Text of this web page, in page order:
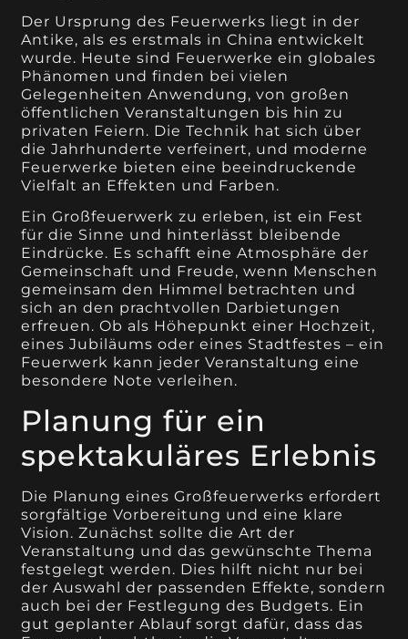
Der Ursprung des Feuerwerks liegt in der
Antike, als es erstmals in China entwickelt
wurde. Heute sind Feuerwerke ein globales
Phänomen und finden bei vielen
Gelegenheiten Anwendung, von großen
öffentlichen Veranstaltungen bis hin zu
privaten Feiern. Die Technik hat sich über
die Jahrhunderte verfeinert, und moderne
Feuerwerke bieten eine beeindruckende
Vielfalt an Effekten und Farben.
Ein Großfeuerwerk zu erleben, ist ein Fest
für die Sinne und hinterlässt bleibende
Eindrücke. Es schafft eine Atmosphäre der
Gemeinschaft und Freude, wenn Menschen
gemeinsam den Himmel betrachten und
sich an den prachtvollen Darbietungen
erfreuen. Ob als Höhepunkt einer Hochzeit,
eines Jubiläums oder eines Stadtfestes – ein
Feuerwerk kann jeder Veranstaltung eine
besondere Note verleihen.
Planung für ein
spektakuläres Erlebnis
Die Planung eines Großfeuerwerks erfordert
sorgfältige Vorbereitung und eine klare
Vision. Zunächst sollte die Art der
Veranstaltung und das gewünschte Thema
festgelegt werden. Dies hilft nicht nur bei
der Auswahl der passenden Effekte, sondern
auch bei der Festlegung des Budgets. Ein
gut geplanter Ablauf sorgt dafür, dass das